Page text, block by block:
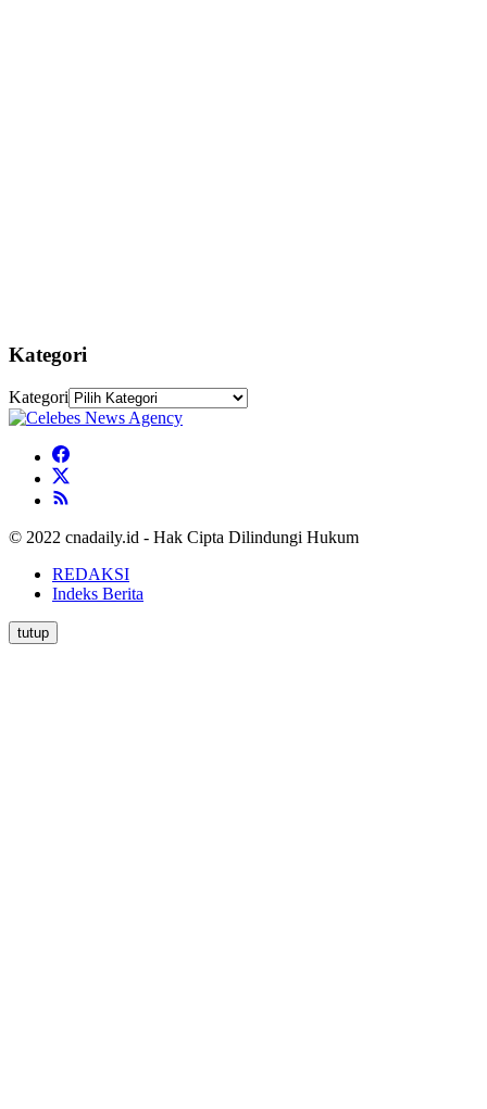
Kategori
Kategori
© 2022 cnadaily.id - Hak Cipta Dilindungi Hukum
REDAKSI
Indeks Berita
tutup